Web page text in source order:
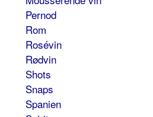
Pernod
Rom
Rosévin
Rødvin
Shots
Snaps
Spanien